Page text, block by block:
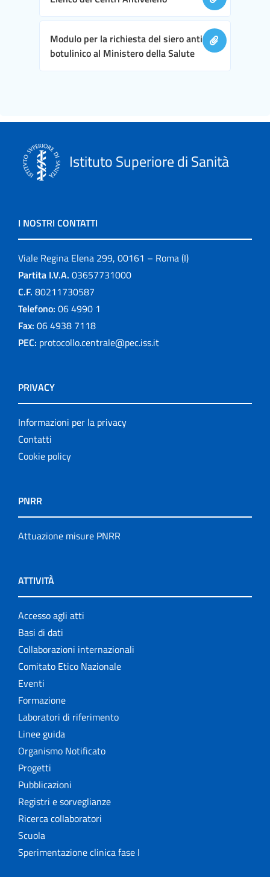
Modulo per la richiesta del siero anti-
botulinico al Ministero della Salute
Istituto Superiore di Sanità
I NOSTRI CONTATTI
Viale Regina Elena 299, 00161 – Roma (I)
Partita I.V.A. 03657731000
C.F. 80211730587
Telefono: 06 4990 1
Fax: 06 4938 7118
PEC: protocollo.centrale@pec.iss.it
PRIVACY
Informazioni per la privacy
Contatti
Cookie policy
PNRR
Attuazione misure PNRR
ATTIVITÀ
Accesso agli atti
Basi di dati
Collaborazioni internazionali
Comitato Etico Nazionale
Eventi
Formazione
Laboratori di riferimento
Linee guida
Organismo Notificato
Progetti
Pubblicazioni
Registri e sorveglianze
Ricerca collaboratori
Scuola
Sperimentazione clinica fase I